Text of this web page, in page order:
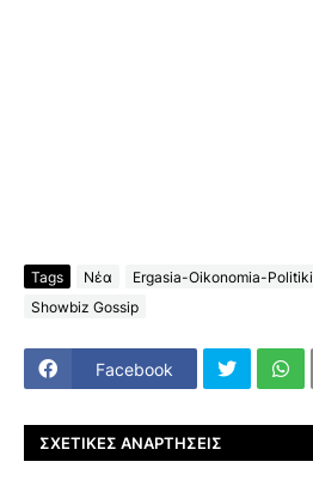
Tags Νέα Ergasia-Oikonomia-Politiki
Showbiz Gossip
Facebook
ΣΧΕΤΙΚΈΣ ΑΝΑΡΤΉΣΕΙΣ